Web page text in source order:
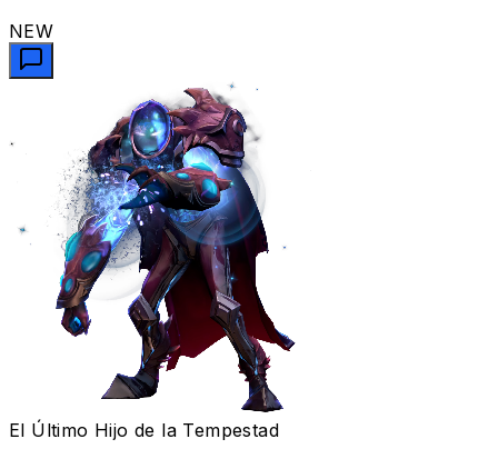
NEW
El Último Hijo de la Tempestad